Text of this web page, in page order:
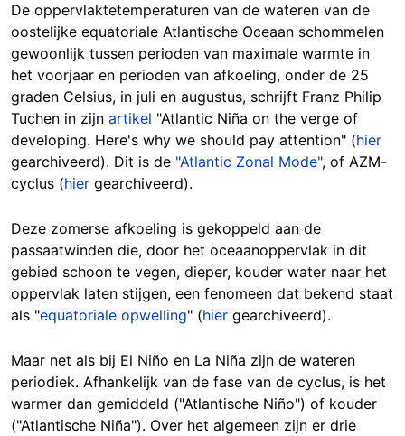
De oppervlaktetemperaturen van de wateren van de
oostelijke equatoriale Atlantische Oceaan schommelen
gewoonlijk tussen perioden van maximale warmte in
het voorjaar en perioden van afkoeling, onder de 25
graden Celsius, in juli en augustus, schrijft Franz Philip
Tuchen in zijn artikel "Atlantic Niña on the verge of
developing. Here's why we should pay attention" (hier
gearchiveerd). Dit is de "Atlantic Zonal Mode", of AZM-
cyclus (hier gearchiveerd).
Deze zomerse afkoeling is gekoppeld aan de
passaatwinden die, door het oceaanoppervlak in dit
gebied schoon te vegen, dieper, kouder water naar het
oppervlak laten stijgen, een fenomeen dat bekend staat
als "equatoriale opwelling" (hier gearchiveerd).
Maar net als bij El Niño en La Niña zijn de wateren
periodiek. Afhankelijk van de fase van de cyclus, is het
warmer dan gemiddeld ("Atlantische Niño") of kouder
("Atlantische Niña"). Over het algemeen zijn er drie